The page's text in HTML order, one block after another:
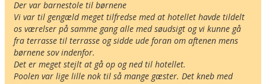
Hitta vägen till hotellet
Hotel Limonaia
Via Sopino Alto
I-25010 Limone
Italien
Der var barnestole til børnene
Vi var til gengæld meget tilfredse med at hotellet havde tildelt
os værelser på samme gang alle med søudsigt og vi kunne gå
fra terrasse til terrasse og sidde ude foran om aftenen mens
børnene sov indenfor.
Det er meget stejlt at gå op og ned til hotellet.
Poolen var lige lille nok til så mange gæster. Det kneb med